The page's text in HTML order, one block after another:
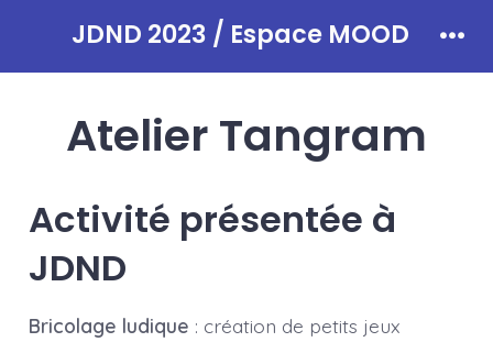
JDND 2023 / Espace MOOD
Atelier Tangram
Activité présentée à
JDND
Bricolage ludique : création de petits jeux